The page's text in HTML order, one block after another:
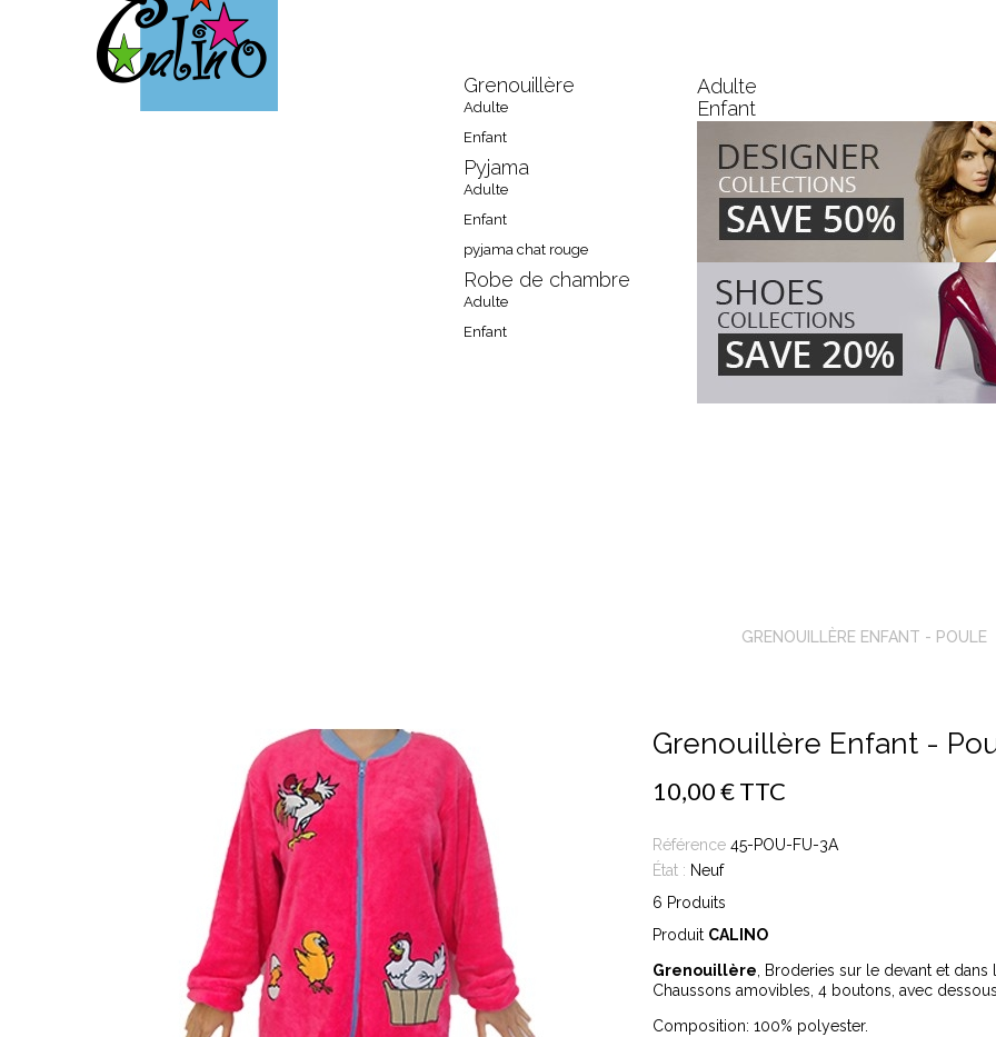
Grenouillère
Adulte
Enfant
Pyjama
Adulte
Enfant
pyjama chat rouge
Robe de chambre
Adulte
Enfant
Adulte
Enfant
GRENOUILLÈRE ENFANT - POULE
Grenouillère Enfant -
10,00 €TTC
Référence 45-POU-FU-3A
État : Neuf
6 Produits
Produit CALINO
Grenouillère , Broderies sur le devant et
Chaussons amovibles, 4 boutons, avec
Composition: 100% polyester.